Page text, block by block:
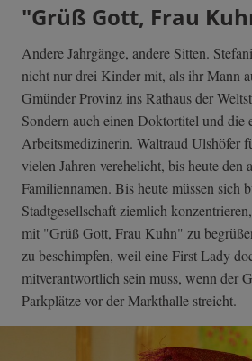
"Grüß Gott, Frau
Andere Jahrgänge, andere Sitten.
nicht nur drei Kinder mit, als ihr Mann
Gmünder Provinz ins Rathaus der
Sondern auch einen Doktortitel und die
Arbeitsmedizinerin. Waltraud Ulshöfer
vielen Jahren verehelicht, bis heute den
Familiennamen. Bis heute müssen sich
Stadtgesellschaft ziemlich
mit "Grüß Gott, Frau Kuhn" zu
zu beschimpfen, weil eine First Lady
mitverantwortlich sein muss, wenn der
Parkplätze vor der Markthalle streicht.